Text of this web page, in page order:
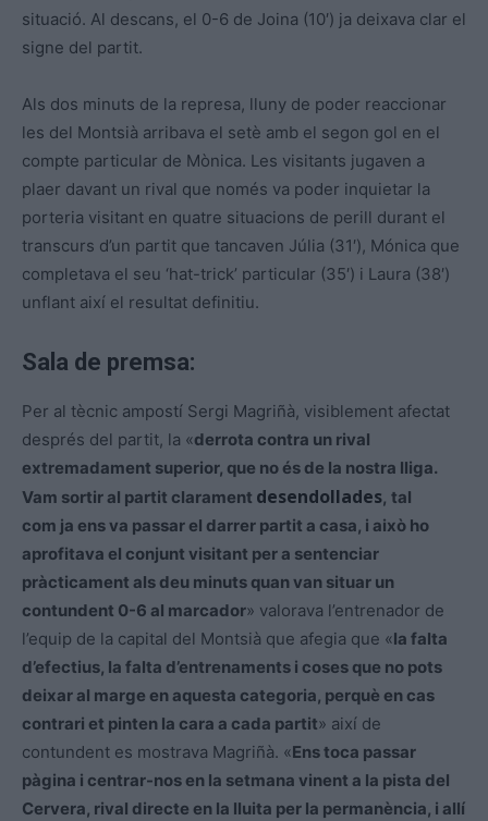
situació. Al descans, el 0-6 de Joina (10′) ja deixava clar el
signe del partit.
Als dos minuts de la represa, lluny de poder reaccionar
les del Montsià arribava el setè amb el segon gol en el
compte particular de Mònica. Les visitants jugaven a
plaer davant un rival que només va poder inquietar la
porteria visitant en quatre situacions de perill durant el
transcurs d’un partit que tancaven Júlia (31′), Mónica que
completava el seu ‘hat-trick’ particular (35′) i Laura (38′)
unflant així el resultat definitiu.
Sala de premsa:
Per al tècnic ampostí Sergi Magriñà, visiblement afectat
després del partit, la «derrota contra un rival
extremadament superior, que no és de la nostra lliga.
Vam sortir al partit clarament desendollades, tal
com ja ens va passar el darrer partit a casa, i això ho
aprofitava el conjunt visitant per a sentenciar
pràcticament als deu minuts quan van situar un
contundent 0-6 al marcador» valorava l’entrenador de
l’equip de la capital del Montsià que afegia que «la falta
d’efectius, la falta d’entrenaments i coses que no pots
deixar al marge en aquesta categoria, perquè en cas
contrari et pinten la cara a cada partit» així de
contundent es mostrava Magriñà. «Ens toca passar
pàgina i centrar-nos en la setmana vinent a la pista del
Cervera, rival directe en la lluita per la permanència, i allí